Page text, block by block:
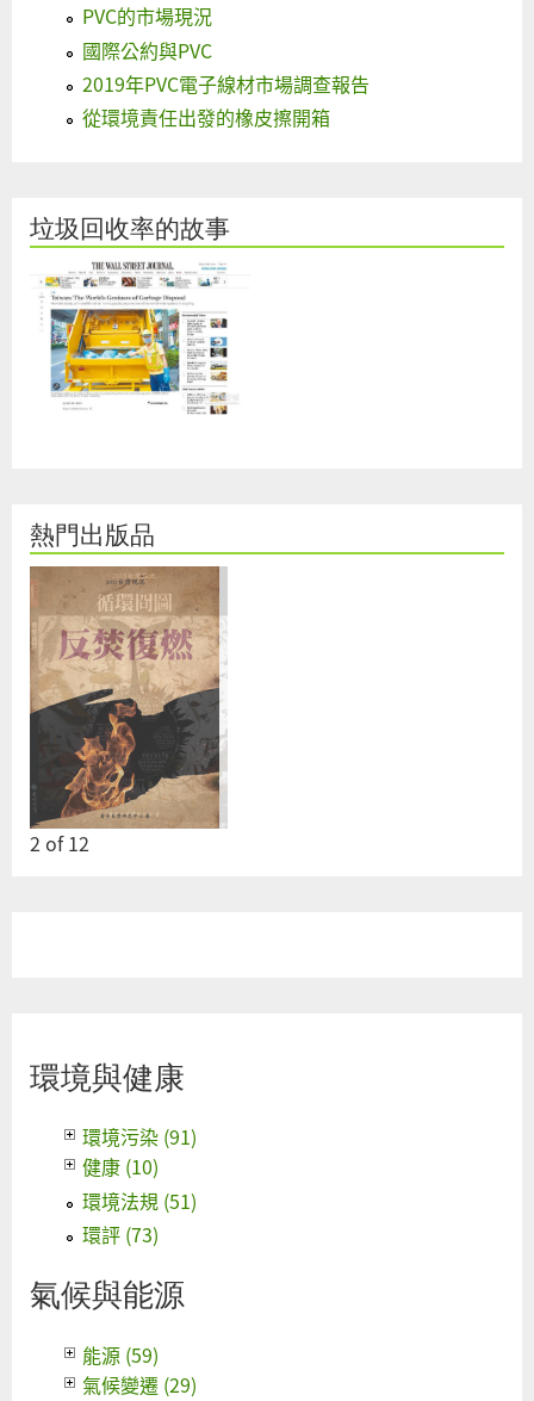
PVC的市場現況
國際公約與PVC
2019年PVC電子線材市場調查報告
從環境責任出發的橡皮擦開箱
垃圾回收率的故事
熱門出版品
2 of12
環境與健康
環境污染 (91)
健康 (10)
環境法規 (51)
環評 (73)
氣候與能源
能源 (59)
氣候變遷 (29)